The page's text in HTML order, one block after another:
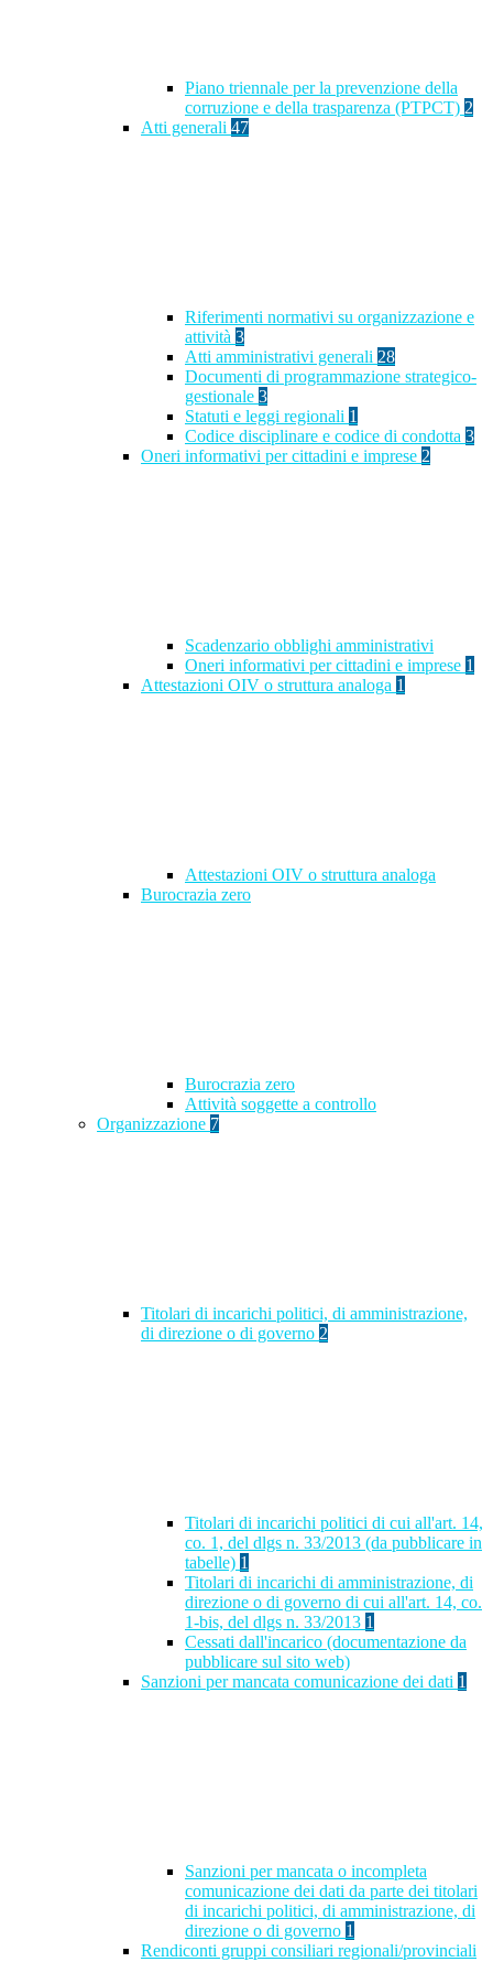
Piano triennale per la prevenzione della
corruzione e della trasparenza (PTPCT) 2
Atti generali 47
Riferimenti normativi su organizzazione e
attività 3
Atti amministrativi generali 28
Documenti di programmazione strategico-
gestionale 3
Statuti e leggi regionali 1
Codice disciplinare e codice di condotta 3
Oneri informativi per cittadini e imprese 2
Scadenzario obblighi amministrativi
Oneri informativi per cittadini e imprese 1
Attestazioni OIV o struttura analoga 1
Attestazioni OIV o struttura analoga
Burocrazia zero
Burocrazia zero
Attività soggette a controllo
Organizzazione 7
Titolari di incarichi politici, di amministrazione,
di direzione o di governo 2
Titolari di incarichi politici di cui all'art. 14,
co. 1, del dlgs n. 33/2013 (da pubblicare in
tabelle) 1
Titolari di incarichi di amministrazione, di
direzione o di governo di cui all'art. 14, co.
1-bis, del dlgs n. 33/2013 1
Cessati dall'incarico (documentazione da
pubblicare sul sito web)
Sanzioni per mancata comunicazione dei dati 1
Sanzioni per mancata o incompleta
comunicazione dei dati da parte dei titolari
di incarichi politici, di amministrazione, di
direzione o di governo 1
Rendiconti gruppi consiliari regionali/provinciali